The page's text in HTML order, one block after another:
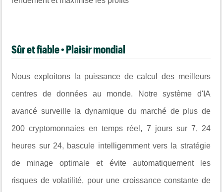
Sûr et fiable • Plaisir mondial
Nous exploitons la puissance de calcul des meilleurs
centres de données au monde. Notre système d'IA
avancé surveille la dynamique du marché de plus de
200 cryptomonnaies en temps réel, 7 jours sur 7, 24
heures sur 24, bascule intelligemment vers la stratégie
de minage optimale et évite automatiquement les
risques de volatilité, pour une croissance constante de